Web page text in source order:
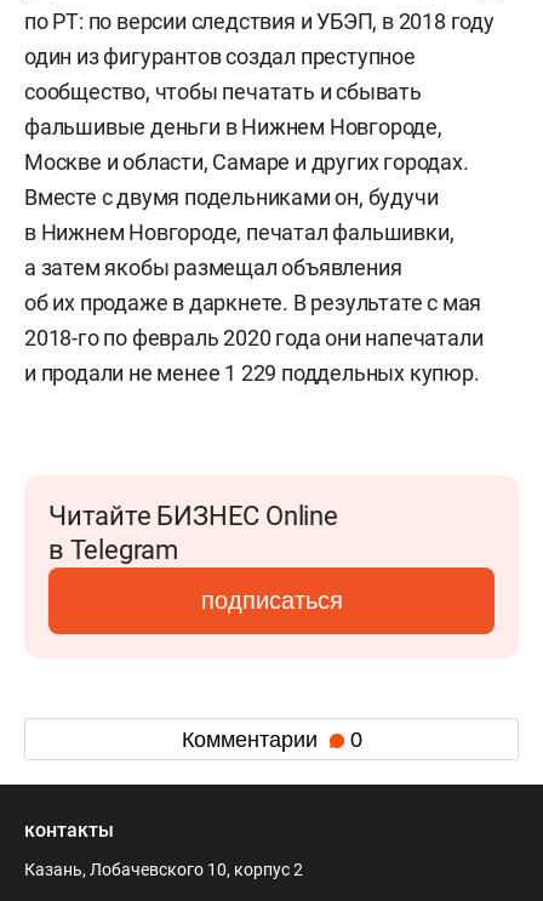
по РТ: по версии следствия и УБЭП, в 2018 году
один из фигурантов создал преступное
сообщество, чтобы печатать и сбывать
фальшивые деньги в Нижнем Новгороде,
Москве и области, Самаре и других городах.
Вместе с двумя подельниками он, будучи
в Нижнем Новгороде, печатал фальшивки,
а затем якобы размещал объявления
об их продаже в даркнете. В результате с мая
2018-го по февраль 2020 года они напечатали
и продали не менее 1 229 поддельных купюр.
Читайте БИЗНЕС Online
в Telegram
подписаться
Комментарии 0
контакты
Казань, Лобачевского 10, корпус 2